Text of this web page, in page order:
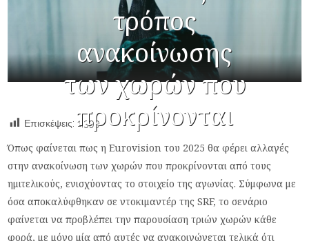
τρόπος
ανακοίνωσης
των χωρών που
προκρίνονται
Επισκέψεις: 1,399
Όπως φαίνεται πως η Eurovision του 2025 θα φέρει αλλαγές
στην ανακοίνωση των χωρών που προκρίνονται από τους
ημιτελικούς, ενισχύοντας το στοιχείο της αγωνίας. Σύμφωνα με
όσα αποκαλύφθηκαν σε ντοκιμαντέρ της SRF, το σενάριο
φαίνεται να προβλέπει την παρουσίαση τριών χωρών κάθε
φορά, με μόνο μία από αυτές να ανακοινώνεται τελικά ότι